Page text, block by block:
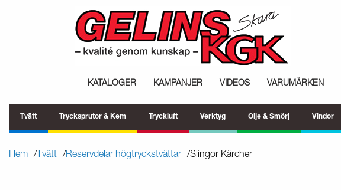
KATALOGER KAMPANJER VIDEOS VARUMÄRKEN
Tvätt Trycksprutor & Kem Tryckluft Verktyg Olje & Smörj Vindor
Hem Tvätt Reservdelar högtryckstvättar Slingor Kärcher